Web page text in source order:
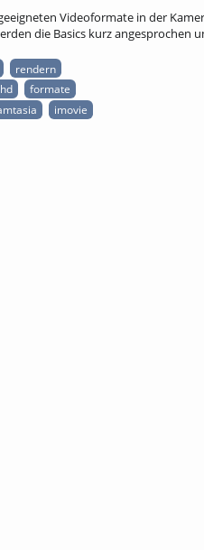
Videoformate in der
die Basics kurz angesprochen
rendern
formate
imovie